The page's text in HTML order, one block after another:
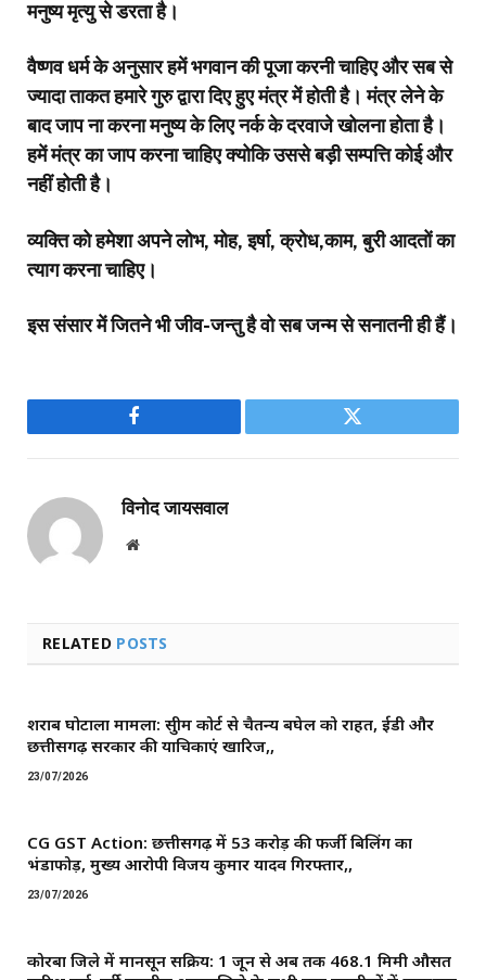
मनुष्य मृत्यु से डरता है।
वैष्णव धर्म के अनुसार हमें भगवान की पूजा करनी चाहिए और सब से
ज्यादा ताकत हमारे गुरु द्वारा दिए हुए मंत्र में होती है। मंत्र लेने के
बाद जाप ना करना मनुष्य के लिए नर्क के दरवाजे खोलना होता है।
हमें मंत्र का जाप करना चाहिए क्योकि उससे बड़ी सम्पत्ति कोई और
नहीं होती है।
व्यक्ति को हमेशा अपने लोभ, मोह, इर्षा, क्रोध,काम, बुरी आदतों का
त्याग करना चाहिए।
इस संसार में जितने भी जीव-जन्तु है वो सब जन्म से सनातनी ही हैं।
Facebook Twitter
विनोद जायसवाल
Website
RELATED POSTS
शराब घोटाला मामला: सुप्रीम कोर्ट से चैतन्य बघेल को राहत, ईडी और
छत्तीसगढ़ सरकार की याचिकाएं खारिज,,
23/07/2026
CG GST Action: छत्तीसगढ़ में 53 करोड़ की फर्जी बिलिंग का
भंडाफोड़, मुख्य आरोपी विजय कुमार यादव गिरफ्तार,,
23/07/2026
कोरबा जिले में मानसून सक्रिय: 1 जून से अब तक 468.1 मिमी औसत